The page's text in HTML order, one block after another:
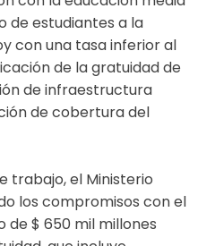
de estudiantes a la
con una tasa inferior al
de la gratuidad de
de infraestructura
de cobertura del
trabajo, el Ministerio
los compromisos con el
de $ 650 mil millones